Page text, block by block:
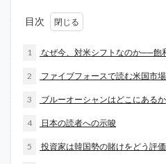
目次
1 なぜ今、対米シフトなのか──飽
2 ファイブフォースで読む米国市
3 ブルーオーシャンはどこにあるか
4 日本の読者への示唆
5 投資家は韓国勢の賭けをどう評